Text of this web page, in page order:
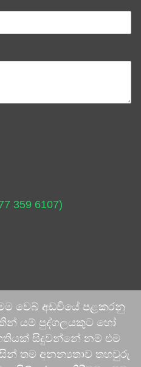
359 6107)
මෙම වෙබ් අඩවියේ පළකරනු
යම් පුද්ගලයකුට හෝ
සිදුවන්නේ නම් එම
තම අනන්‍යතාව තහවුරු